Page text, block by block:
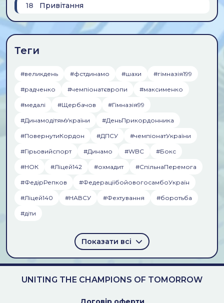
18
Привiтання
Теги
#великдень #фстдинамо #шахи #гiмназiя199
#радченко #чемпiонатєвропи #максименко
#медалi #Щербачов #Гімназія99
#ДинамодітямУкраїни #ДеньПрикордонника
#ПовернутиКордон #ДПСУ #чемпіонатУкраїни
#Гірьовийспорт #Динамо #WBC #Бокс
#НОК #Ліцей142 #охмадит #СпільнаПеремога
#ФедірРепков #ФедераціїбойовогосамбоУкраїн
#Ліцей140 #НАВСУ #Фехтування #боротьба
#діти
Показати всі
UNITING THE CHAMPIONS OF TOMORROW